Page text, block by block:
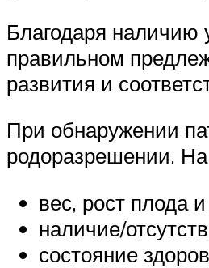
Благодаря наличию
правильном
развития и
При обнаружении
родоразрешении.
вес, рост плода
наличие/
состояние